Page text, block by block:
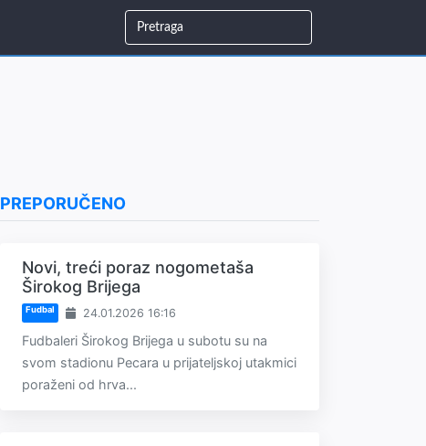
PREPORUČENO
Novi, treći poraz nogometaša
Širokog Brijega
Fudbal 24.01.2026 16:16
Fudbaleri Širokog Brijega u subotu su na
svom stadionu Pecara u prijateljskoj utakmici
poraženi od hrva...